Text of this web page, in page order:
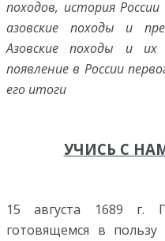
походов, история
азовские походы и
Азовские походы и
появление в России
его итоги
УЧИСЬ С
15 августа 1689 г.
готовящемся в